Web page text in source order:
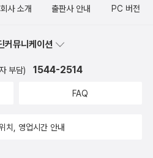
회사 소개 출판사 안내 PC 버전
커뮤니케이션
부담) 1544-2514
FAQ
치, 영업시간 안내